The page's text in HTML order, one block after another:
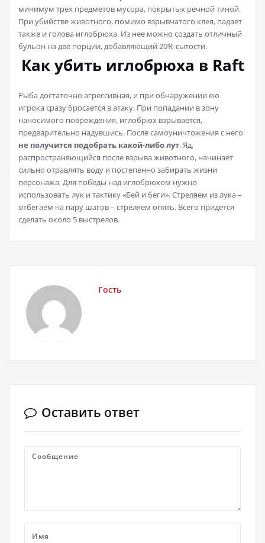
минимум трех предметов мусора, покрытых речной тиной.
При убийстве животного, помимо взрывчатого клея, падает
также и голова иглобрюха. Из нее можно создать отличный
бульон на две порции, добавляющий 20% сытости.
Как убить иглобрюха в Raft
Рыба достаточно агрессивная, и при обнаружении ею
игрока сразу бросается в атаку. При попадании в зону
наносимого повреждения, иглобрюх взрывается,
предварительно надувшись. После самоуничтожения с него
не получится подобрать какой-либо лут. Яд,
распространяющийся после взрыва животного, начинает
сильно отравлять воду и постепенно забирать жизни
персонажа. Для победы над иглобрюхом нужно
использовать лук и тактику «Бей и беги». Стреляем из лука –
отбегаем на пару шагов – стреляем опять. Всего придется
сделать около 5 выстрелов.
Гость
Оставить ответ